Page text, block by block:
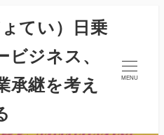
てい）日乗
ジネス、
承継を考え
MENU